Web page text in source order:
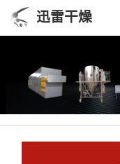
迅雷干燥